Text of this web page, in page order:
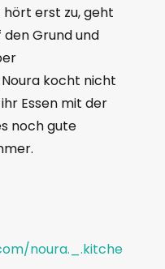
hört erst zu, geht
Grund und
kocht nicht
Essen mit der
noch gute
noura._.kitche